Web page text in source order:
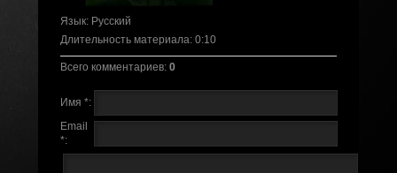
Язык: Русский
Длительность материала: 0:10
Всего комментариев: 0
Имя *:
Email
*: